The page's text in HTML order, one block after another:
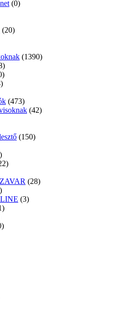
(0)
(20)
(1390)
(473)
(42)
(150)
(28)
(3)